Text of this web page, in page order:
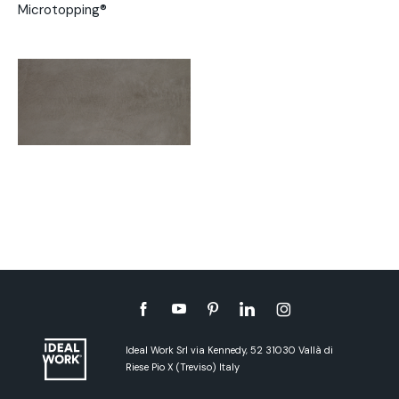
Microtopping®
Ideal Work Srl via Kennedy, 52 31030 Vallà di
Riese Pio X (Treviso) Italy